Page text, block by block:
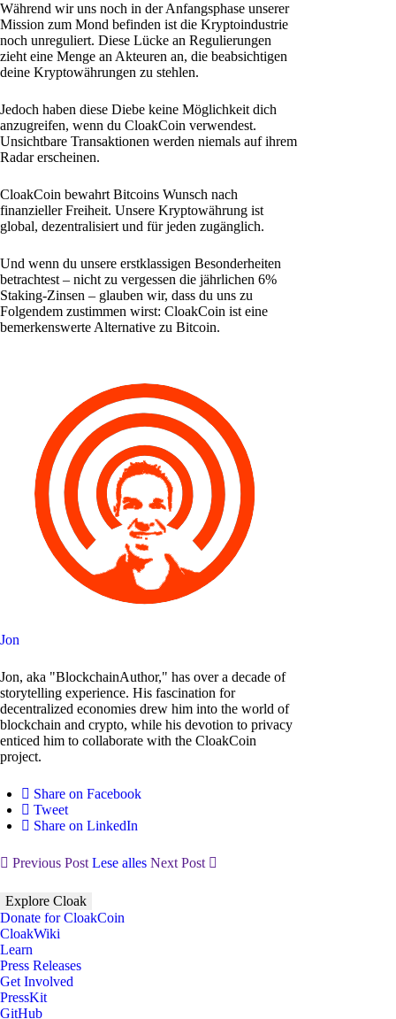
Während wir uns noch in der Anfangsphase unserer
Mission zum Mond befinden ist die Kryptoindustrie
noch unreguliert. Diese Lücke an Regulierungen
zieht eine Menge an Akteuren an, die beabsichtigen
deine Kryptowährungen zu stehlen.
Jedoch haben diese Diebe keine Möglichkeit dich
anzugreifen, wenn du CloakCoin verwendest.
Unsichtbare Transaktionen werden niemals auf ihrem
Radar erscheinen.
CloakCoin bewahrt Bitcoins Wunsch nach
finanzieller Freiheit. Unsere Kryptowährung ist
global, dezentralisiert und für jeden zugänglich.
Und wenn du unsere erstklassigen Besonderheiten
betrachtest – nicht zu vergessen die jährlichen 6%
Staking-Zinsen – glauben wir, dass du uns zu
Folgendem zustimmen wirst: CloakCoin ist eine
bemerkenswerte Alternative zu Bitcoin.
Jon
Jon, aka "BlockchainAuthor," has over a decade of
storytelling experience. His fascination for
decentralized economies drew him into the world of
blockchain and crypto, while his devotion to privacy
enticed him to collaborate with the CloakCoin
project.
Share on Facebook
Tweet
Share on LinkedIn
Previous Post Lese alles Next Post
Explore Cloak
Donate for CloakCoin
CloakWiki
Learn
Press Releases
Get Involved
PressKit
GitHub